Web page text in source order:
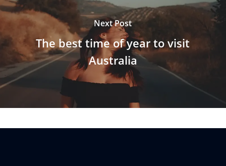
Next Post
The best time of year to visit
Australia